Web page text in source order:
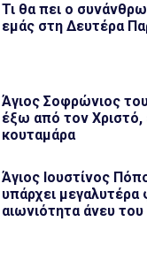
Τι θα πει ο
εμάς στη Δευτέρα
Άγιος Σοφρώνιος
έξω από τον Χριστό,
κουταμάρα
Άγιος Ιουστίνος
υπάρχει μεγαλυτέρα
αιωνιότητα άνευ του